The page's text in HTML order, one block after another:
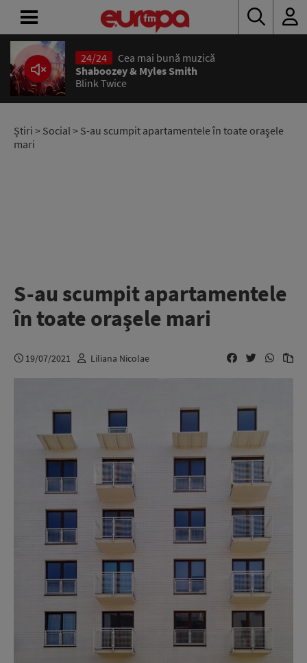
24/24
Cea mai bună muzică
Shaboozey & Myles Smith
Blink Twice
Știri > Social> S-au scumpit apartamentele în toate oraşele
mari
S-au scumpit apartamentele
în toate oraşele mari
19/07/2021 Liliana Nicolae
ACASĂ
ȘTIRI
RADIO